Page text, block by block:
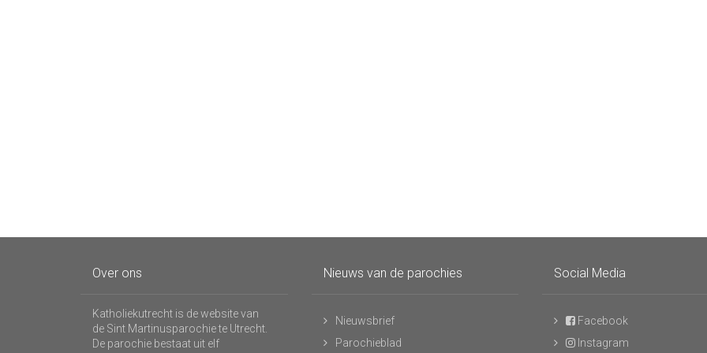
Over ons
Katholiekutrecht is de website van
de Sint Martinusparochie te Utrecht.
De parochie bestaat uit elf
Nieuws van de parochies
Nieuwsbrief
Parochieblad
Social Media
Facebook
Instagram